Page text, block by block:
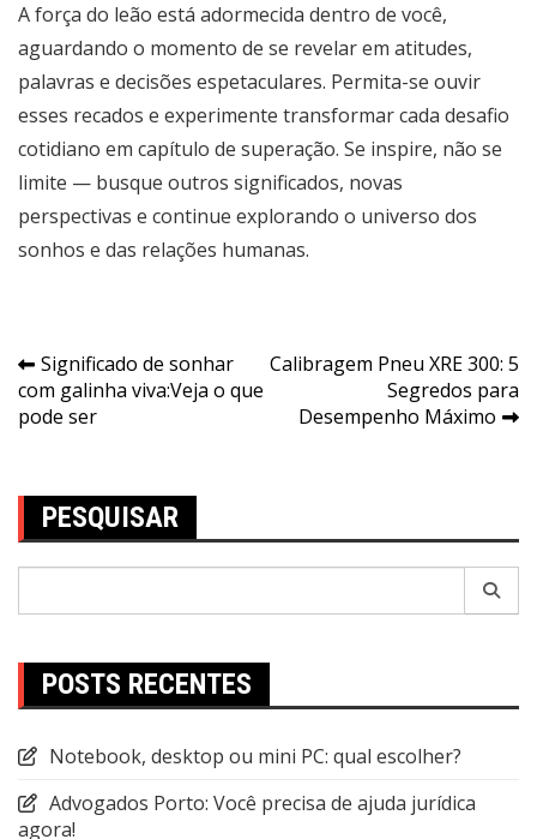
A força do leão está adormecida dentro de você,
aguardando o momento de se revelar em atitudes,
palavras e decisões espetaculares. Permita-se ouvir
esses recados e experimente transformar cada desafio
cotidiano em capítulo de superação. Se inspire, não se
limite — busque outros significados, novas
perspectivas e continue explorando o universo dos
sonhos e das relações humanas.
Navegação
de
Significado de sonhar
com galinha viva:Veja o que
pode ser
Calibragem Pneu XRE 300: 5
Segredos para
Desempenho Máximo
PESQUISAR
POSTS RECENTES
Notebook, desktop ou mini PC: qual escolher?
Advogados Porto: Você precisa de ajuda jurídica
agora!